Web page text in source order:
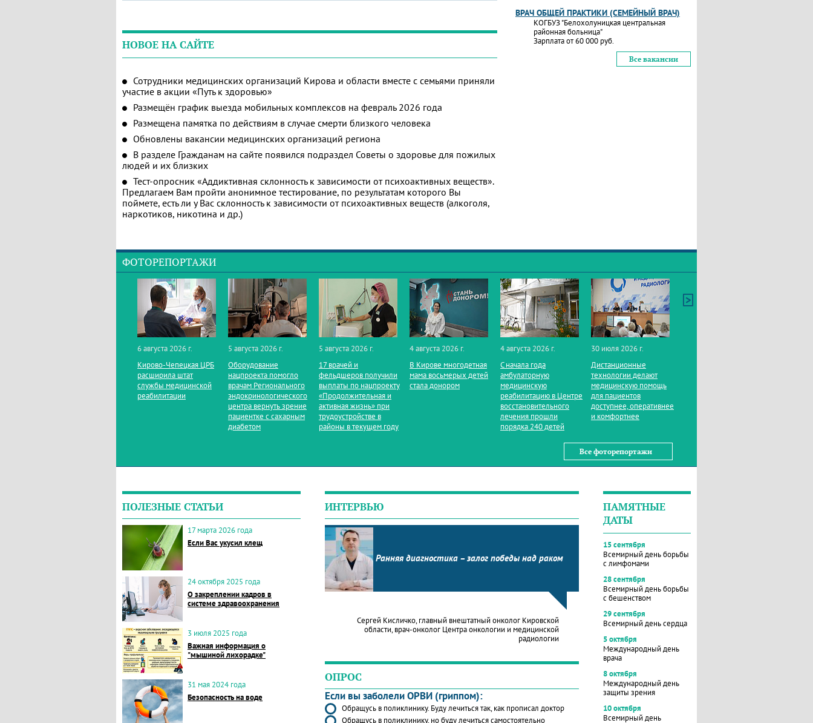
НОВОЕ НА САЙТЕ
Сотрудники медицинских организаций Кирова и области вместе с семьями приняли
участие в акции «Путь к здоровью»
Размещён график выезда мобильных комплексов на февраль 2026 года
Размещена памятка по действиям в случае смерти близкого человека
Обновлены вакансии медицинских организаций региона
В разделе Гражданам на сайте появился подраздел Советы о здоровье для пожилых
людей и их близких
Тест-опросник «Аддиктивная склонность к зависимости от психоактивных веществ».
Предлагаем Вам пройти анонимное тестирование, по результатам которого Вы
поймете, есть ли у Вас склонность к зависимости от психоактивных веществ (алкоголя,
наркотиков, никотина и др.)
ВРАЧ ОБЩЕЙ ПРАКТИКИ (СЕМЕЙНЫЙ ВРАЧ)
КОГБУЗ "Белохолуницкая центральная
районная больница"
Зарплата от 60 000 руб.
Все вакансии
ФОТОРЕПОРТАЖИ
6 августа 2026 г.
Кирово‑Чепецкая ЦРБ
расширила штат
службы медицинской
реабилитации
5 августа 2026 г.
Оборудование
нацпроекта помогло
врачам Регионального
эндокринологического
центра вернуть зрение
пациентке с сахарным
диабетом
5 августа 2026 г.
17 врачей и
фельдшеров получили
выплаты по нацпроекту
«Продолжительная и
активная жизнь» при
трудоустройстве в
районы в текущем году
4 августа 2026 г.
В Кирове многодетная
мама восьмерых детей
стала донором
4 августа 2026 г.
С начала года
амбулаторную
медицинскую
реабилитацию в Центре
восстановительного
лечения прошли
порядка 240 детей
30 июля 2026 г.
Дистанционные
технологии делают
медицинскую помощь
для пациентов
доступнее, оперативнее
и комфортнее
Все фоторепортажи
ПОЛЕЗНЫЕ СТАТЬИ
17 марта 2026 года
Если Вас укусил клещ
24 октября 2025 года
О закреплении кадров в
системе здравоохранения
3 июля 2025 года
Важная информация о
"мышиной лихорадке"
31 мая 2024 года
Безопасность на воде
ИНТЕРВЬЮ
Ранняя диагностика – залог победы над раком
Сергей Кисличко, главный внештатный онколог Кировской
области, врач-онколог Центра онкологии и медицинской
радиологии
ОПРОС
Если вы заболели ОРВИ (гриппом):
Обращусь в поликлинику. Буду лечиться так, как прописал доктор
Обращусь в поликлинику, но буду лечиться самостоятельно
ПАМЯТНЫЕ
ДАТЫ
15 сентября
Всемирный день борьбы
с лимфомами
28 сентября
Всемирный день борьбы
с бешенством
29 сентября
Всемирный день сердца
5 октября
Международный день
врача
8 октября
Международный день
защиты зрения
10 октября
Всемирный день